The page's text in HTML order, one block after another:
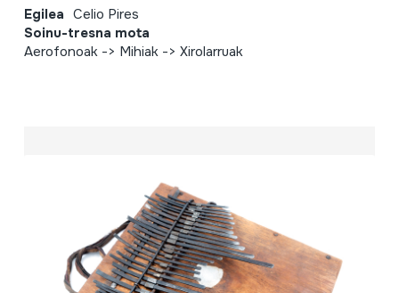
Egilea Celio Pires
Soinu-tresna mota
Aerofonoak -> Mihiak -> Xirolarruak